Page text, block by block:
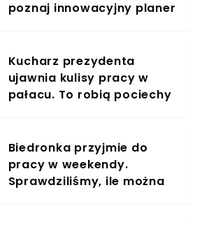
poznaj innowacyjny planer
Kucharz prezydenta
ujawnia kulisy pracy w
pałacu. To robią pociechy
Biedronka przyjmie do
pracy w weekendy.
Sprawdziliśmy, ile można